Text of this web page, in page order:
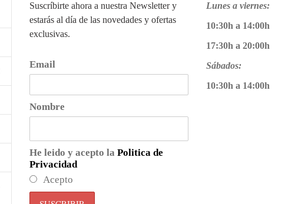
Suscríbirte ahora a nuestra Newsletter y
estarás al día de las novedades y ofertas
exclusivas.
Email
Nombre
He leido y acepto la Politica de
Privacidad
Acepto
Lunes a viernes:
10:30h a 14:00h
17:30h a 20:00h
Sábados:
10:30h a 14:00h